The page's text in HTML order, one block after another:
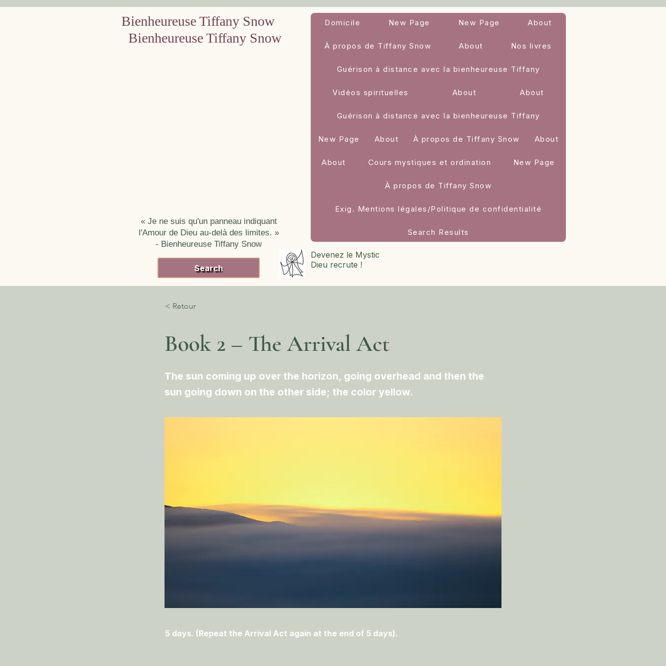
Bienheureuse Tiffany Snow
Bienheureuse Tiffany Snow
« Je ne suis qu'un panneau indiquant
l'Amour de Dieu au-delà des limites. »
- Bienheureuse Tiffany Snow
Search
Domicile New Page New Page About
À propos de Tiffany Snow About Nos livres
Guérison à distance avec la bienheureuse Tiffany
Vidéos spirituelles About About
Guérison à distance avec la bienheureuse Tiffany
New Page About À propos de Tiffany Snow About
About Cours mystiques et ordination New Page
À propos de Tiffany Snow
Exig. Mentions légales/Politique de confidentialité
Search Results
Devenez le Mystic
Dieu recrute !
< Retour
Book 2 – The Arrival Act
The sun coming up over the horizon, going overhead and then the
sun going down on the other side; the color yellow.
5 days. (Repeat the Arrival Act again at the end of 5 days).